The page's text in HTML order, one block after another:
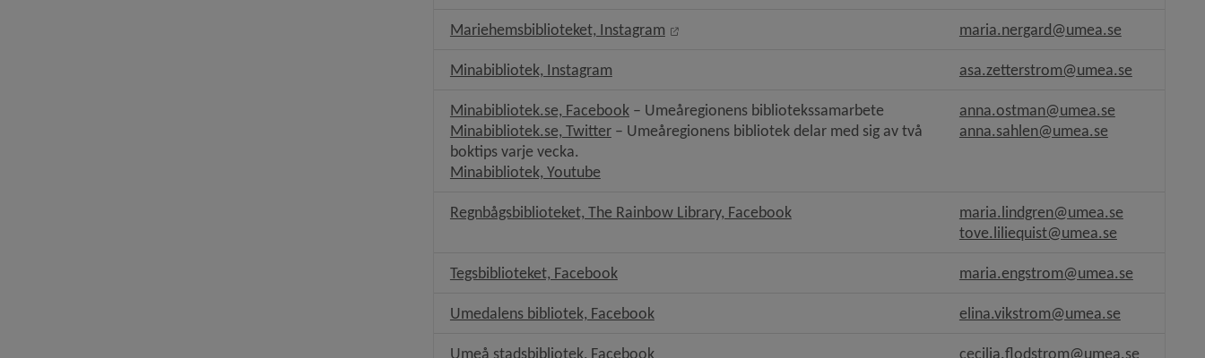
Mariehemsbiblioteket, Instagram Länk till annan webbplats, öppnas i nytt fönster.maria.nergard@umea.se
Minabibliotek, InstagramLänk till annan webbplats. asa.zetterstrom@umea.se
Minabibliotek.se, FacebookLänk till annan webbplats.
– Umeåregionens bibliotekssamarbete
Minabibliotek.se, TwitterLänk till annan webbplats.
– Umeåregionens bibliotek delar med sig av två
boktips varje vecka.
Minabibliotek, YoutubeLänk till annan webbplats.
anna.ostman@umea.se
anna.sahlen@umea.se
Regnbågsbiblioteket, The Rainbow Library, FacebookLänk till annan webbplats. maria.lindgren@umea.se
tove.liliequist@umea.se
Tegsbiblioteket, FacebookLänk till annan webbplats. maria.engstrom@umea.se
Umedalens bibliotek, FacebookLänk till annan webbplats. elina.vikstrom@umea.se
Umeå stadsbibliotek, FacebookLänk till annan webbplats.
cecilia.flodstrom@umea.se